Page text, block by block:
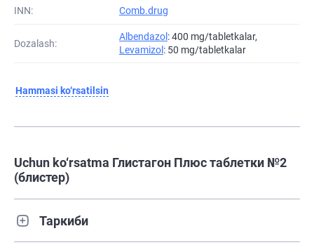
INN: Comb.drug
Dozalash:
Albendazol : 400 mg/tabletkalar,
Levamizol : 50 mg/tabletkalar
Hammasi ko‘rsatilsin
Uchun ko‘rsatma Глистагон Плюс таблетки №2
(блистер)
Таркиби